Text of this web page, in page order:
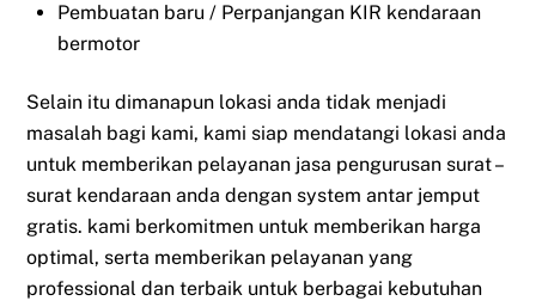
Pembuatan baru / Perpanjangan KIR kendaraan
bermotor
Selain itu dimanapun lokasi anda tidak menjadi
masalah bagi kami, kami siap mendatangi lokasi anda
untuk memberikan pelayanan jasa pengurusan surat –
surat kendaraan anda dengan system antar jemput
gratis. kami berkomitmen untuk memberikan harga
optimal, serta memberikan pelayanan yang
professional dan terbaik untuk berbagai kebutuhan